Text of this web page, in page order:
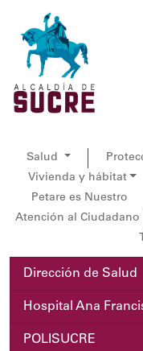
Salud
Vivienda y hábitat
Petare es Nuestro
Atención al Ciudadano
Dirección de Salud
Hospital Ana
POLISUCRE